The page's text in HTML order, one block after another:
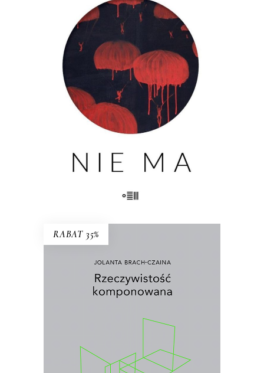
MA
Nie ma kogoś. Nie ma czegoś. Nie ma
przeszłości. Nie ma pamięci. Nie ma
widelców do sera. Nie ma miłości. Nie
ma życia. Nie ma fikcji. Nie ma
właściwego koloru. Nie ma komisji. Nie
ma grobu. Nie ma siostry. Nie […]
46.00 23.00zł
KSIĄŻKA DO KOSZYKA
RABAT 35%
RZECZYWISTOŚĆ
Wybór najważniejszych esejów i
wywiadów prasowych Jolanty Brach-
Czainy.